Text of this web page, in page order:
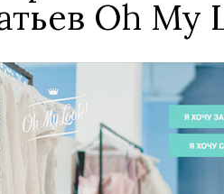
Oh My